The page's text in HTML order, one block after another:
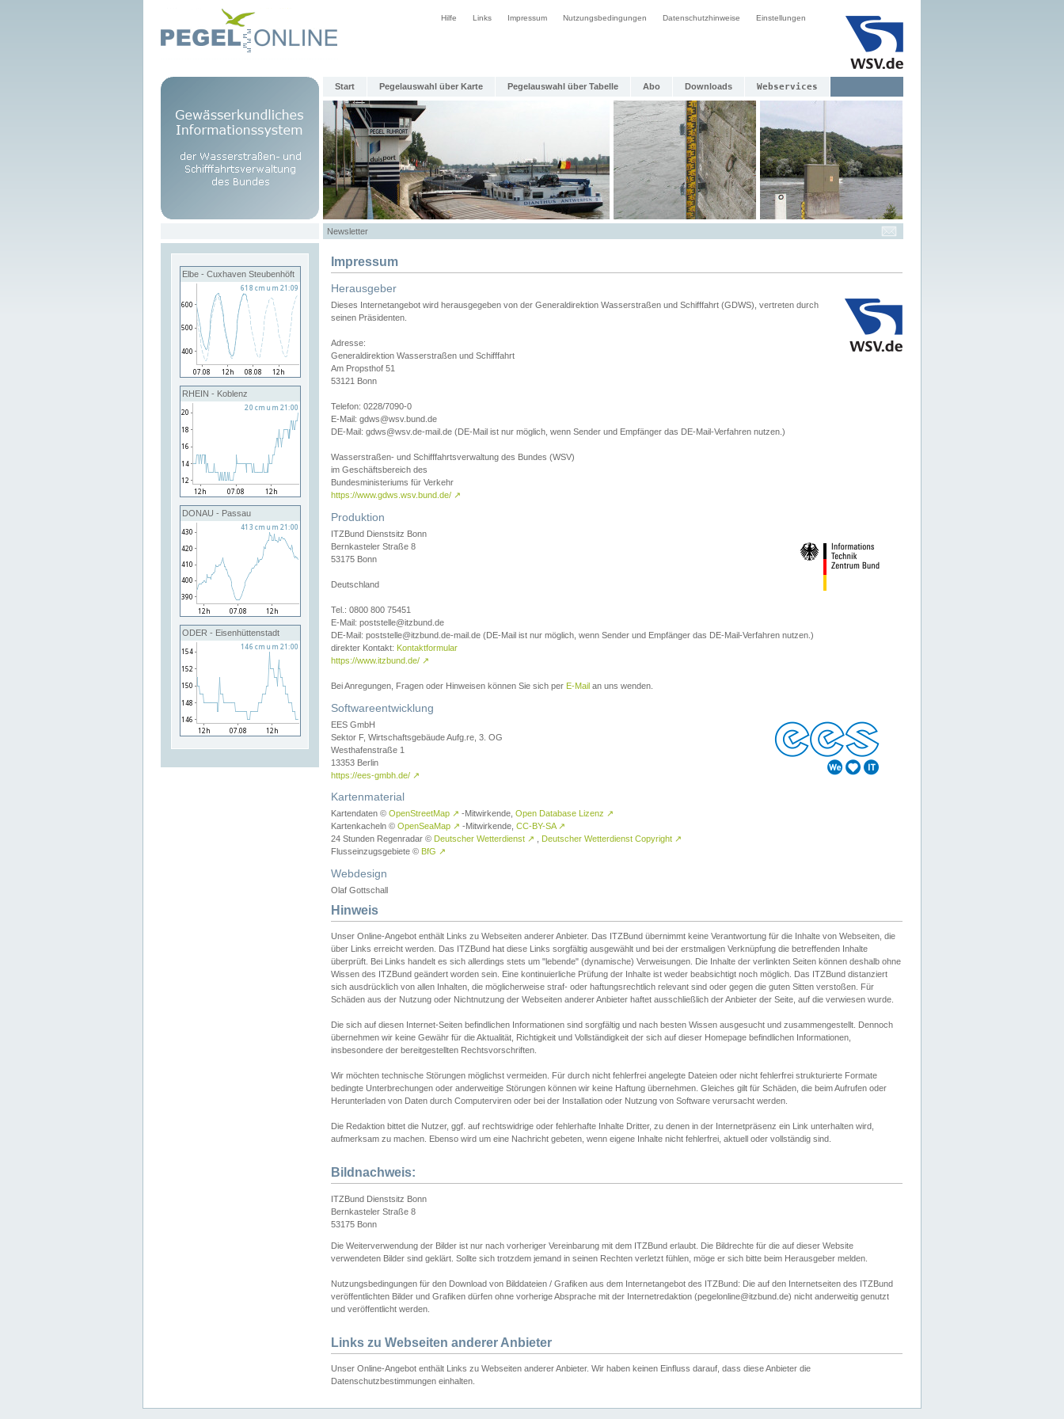
Hilfe Links Impressum Nutzungsbedingungen Datenschutzhinweise Einstellungen
Start Pegelauswahl über Karte Pegelauswahl über Tabelle Abo Downloads Webservices
Newsletter
Elbe - Cuxhaven Steubenhöft
RHEIN - Koblenz
DONAU - Passau
ODER - Eisenhüttenstadt
Impressum
Herausgeber
Dieses Internetangebot wird herausgegeben von der Generaldirektion Wasserstraßen und Schifffahrt (GDWS), vertreten durch
seinen Präsidenten.
Adresse:
Generaldirektion Wasserstraßen und Schifffahrt
Am Propsthof 51
53121 Bonn
Telefon: 0228/7090-0
E-Mail: gdws@wsv.bund.de
DE-Mail: gdws@wsv.de-mail.de (DE-Mail ist nur möglich, wenn Sender und Empfänger das DE-Mail-Verfahren nutzen.)
Wasserstraßen- und Schifffahrtsverwaltung des Bundes (WSV)
im Geschäftsbereich des
Bundesministeriums für Verkehr
https://www.gdws.wsv.bund.de/ ↗
Produktion
ITZBund Dienstsitz Bonn
Bernkasteler Straße 8
53175 Bonn
Deutschland
Tel.: 0800 800 75451
E-Mail: poststelle@itzbund.de
DE-Mail: poststelle@itzbund.de-mail.de (DE-Mail ist nur möglich, wenn Sender und Empfänger das DE-Mail-Verfahren nutzen.)
direkter Kontakt: Kontaktformular
https://www.itzbund.de/ ↗
Bei Anregungen, Fragen oder Hinweisen können Sie sich per E-Mail an uns wenden.
Softwareentwicklung
EES GmbH
Sektor F, Wirtschaftsgebäude Aufg.re, 3. OG
Westhafenstraße 1
13353 Berlin
https://ees-gmbh.de/ ↗
Kartenmaterial
Kartendaten © OpenStreetMap ↗ -Mitwirkende, Open Database Lizenz ↗
Kartenkacheln © OpenSeaMap ↗ -Mitwirkende, CC-BY-SA ↗
24 Stunden Regenradar © Deutscher Wetterdienst ↗ Deutscher Wetterdienst Copyright ↗
Flusseinzugsgebiete © BfG ↗
Webdesign
Olaf Gottschall
Hinweis
Unser Online-Angebot enthält Links zu Webseiten anderer Anbieter. Das ITZBund übernimmt keine Verantwortung für die Inhalte von Webseiten, die
über Links erreicht werden. Das ITZBund hat diese Links sorgfältig ausgewählt und bei der erstmaligen Verknüpfung die betreffenden Inhalte
überprüft. Bei Links handelt es sich allerdings stets um "lebende" (dynamische) Verweisungen. Die Inhalte der verlinkten Seiten können deshalb ohne
Wissen des ITZBund geändert worden sein. Eine kontinuierliche Prüfung der Inhalte ist weder beabsichtigt noch möglich. Das ITZBund distanziert
sich ausdrücklich von allen Inhalten, die möglicherweise straf- oder haftungsrechtlich relevant sind oder gegen die guten Sitten verstoßen. Für
Schäden aus der Nutzung oder Nichtnutzung der Webseiten anderer Anbieter haftet ausschließlich der Anbieter der Seite, auf die verwiesen wurde.
Die sich auf diesen Internet-Seiten befindlichen Informationen sind sorgfältig und nach besten Wissen ausgesucht und zusammengestellt. Dennoch
übernehmen wir keine Gewähr für die Aktualität, Richtigkeit und Vollständigkeit der sich auf dieser Homepage befindlichen Informationen,
insbesondere der bereitgestellten Rechtsvorschriften.
Wir möchten technische Störungen möglichst vermeiden. Für durch nicht fehlerfrei angelegte Dateien oder nicht fehlerfrei strukturierte Formate
bedingte Unterbrechungen oder anderweitige Störungen können wir keine Haftung übernehmen. Gleiches gilt für Schäden, die beim Aufrufen oder
Herunterladen von Daten durch Computerviren oder bei der Installation oder Nutzung von Software verursacht werden.
Die Redaktion bittet die Nutzer, ggf. auf rechtswidrige oder fehlerhafte Inhalte Dritter, zu denen in der Internetpräsenz ein Link unterhalten wird,
aufmerksam zu machen. Ebenso wird um eine Nachricht gebeten, wenn eigene Inhalte nicht fehlerfrei, aktuell oder vollständig sind.
Bildnachweis:
ITZBund Dienstsitz Bonn
Bernkasteler Straße 8
53175 Bonn
Die Weiterverwendung der Bilder ist nur nach vorheriger Vereinbarung mit dem ITZBund erlaubt. Die Bildrechte für die auf dieser Website
verwendeten Bilder sind geklärt. Sollte sich trotzdem jemand in seinen Rechten verletzt fühlen, möge er sich bitte beim Herausgeber melden.
Nutzungsbedingungen für den Download von Bilddateien / Grafiken aus dem Internetangebot des ITZBund: Die auf den Internetseiten des ITZBund
veröffentlichten Bilder und Grafiken dürfen ohne vorherige Absprache mit der Internetredaktion (pegelonline@itzbund.de) nicht anderweitig genutzt
und veröffentlicht werden.
Links zu Webseiten anderer Anbieter
Unser Online-Angebot enthält Links zu Webseiten anderer Anbieter. Wir haben keinen Einfluss darauf, dass diese Anbieter die
Datenschutzbestimmungen einhalten.